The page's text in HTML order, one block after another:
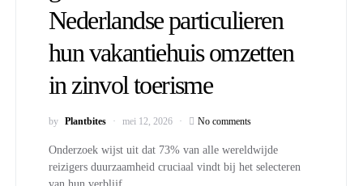
Nederlandse particulieren
hun vakantiehuis omzetten
in zinvol toerisme
by Plantbites mei 12, 2026 No comments
Onderzoek wijst uit dat 73% van alle wereldwijde
reizigers duurzaamheid cruciaal vindt bij het selecteren